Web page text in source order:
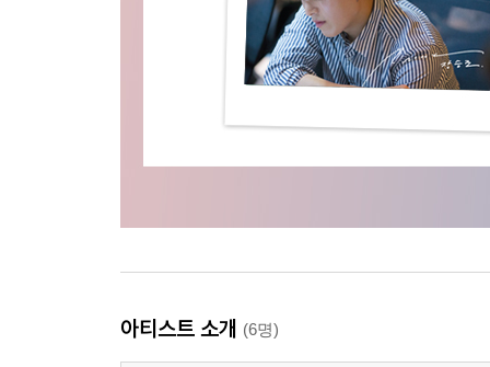
아티스트 소개 (6명)